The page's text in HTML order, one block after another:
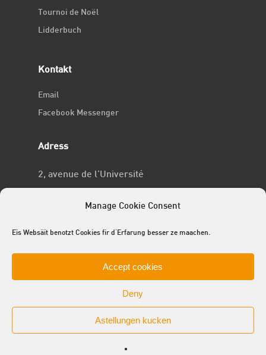
Manage Cookie Consent
Eis Websäit benotzt Cookies fir d'Erfarung besser ze maachen.
Accept cookies
Deny
Astellungen kucken
Tournoi de Noël
Lidderbuch
Kontakt
Email
Facebook Messenger
Adress
2, avenue de l’Université
No RCSL
© 2025 ACEL - de Studentevertrieder
instagram